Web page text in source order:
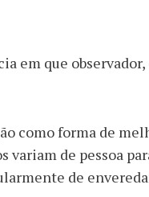
em que
como forma de
variam de pessoa
de